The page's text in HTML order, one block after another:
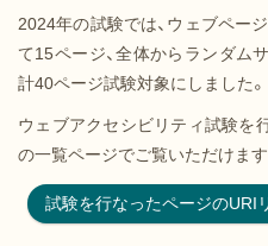
2024年の試験では、ウェブペー
て15ページ、全体からランダム
計40ページ試験対象にしました。
ウェブアクセシビリティ試験を
の一覧ページでご覧いただけます
試験を行なったページのURI